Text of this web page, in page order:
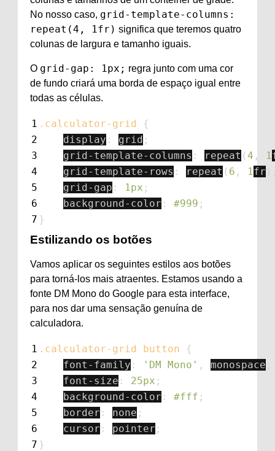
No nosso caso, grid-template-columns:
repeat(4, 1fr) significa que teremos quatro
colunas de largura e tamanho iguais.
O grid-gap: 1px; regra junto com uma cor
de fundo criará uma borda de espaço igual entre
todas as células.
1 .calculator-grid
{
2
display : grid ;
3
grid-template-columns : repeat (4 , 1
4
grid-template-rows : repeat ( 6 , 1fr
5
grid-gap : 1px ;
6
background-color : #999 ;
7 }
Estilizando os botões
Vamos aplicar os seguintes estilos aos botões
para torná-los mais atraentes. Estamos usando a
fonte DM Mono do Google para esta interface,
para nos dar uma sensação genuína de
calculadora.
1 .calculator-grid button
{
2
font-family : 'DM Mono' , monospace
3
font-size : 25px ;
4
background-color : #fff ;
5
border : none ;
6
cursor : pointer ;
7 }